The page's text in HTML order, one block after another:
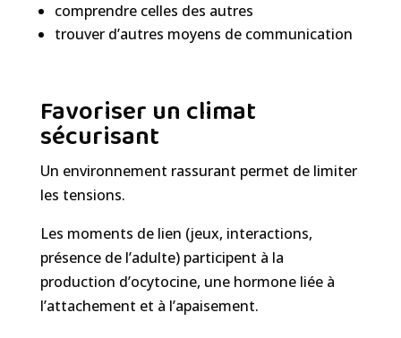
comprendre celles des autres
trouver d’autres moyens de communication
Favoriser un climat
sécurisant
Un environnement rassurant permet de limiter
les tensions.
Les moments de lien (jeux, interactions,
présence de l’adulte) participent à la
production d’ocytocine, une hormone liée à
l’attachement et à l’apaisement.